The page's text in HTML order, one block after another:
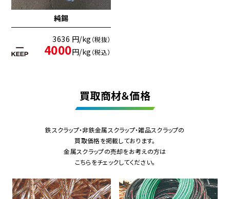
純錫
3636 円/kg （税抜）
4000円/kg （税込）
買取商材＆価格
鉄スクラップ・非鉄金属スクラップ・雑品スクラップの
買取価格を掲載しております。
金属スクラップの売却をお考えの方は
こちらをチェックしてください。